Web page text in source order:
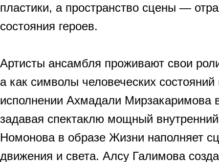
пластики, а пространство сцены —
состояния героев.
Артисты ансамбля проживают свои
а как символы человеческих
исполнении Ахмадали Мирзакаримова
задавая спектаклю мощный
Номонова в образе Жизни наполняет
движения и света. Алсу Галимова